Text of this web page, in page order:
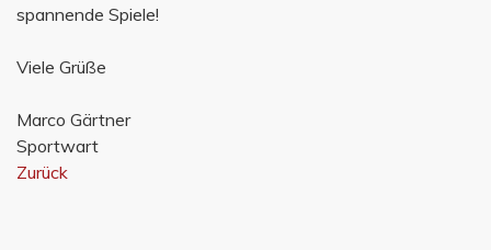
spannende Spiele!
Viele Grüße
Marco Gärtner
Sportwart
Zurück